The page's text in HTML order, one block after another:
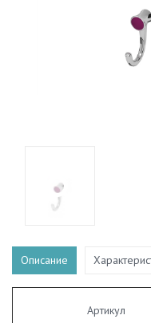
Описание
Артикул